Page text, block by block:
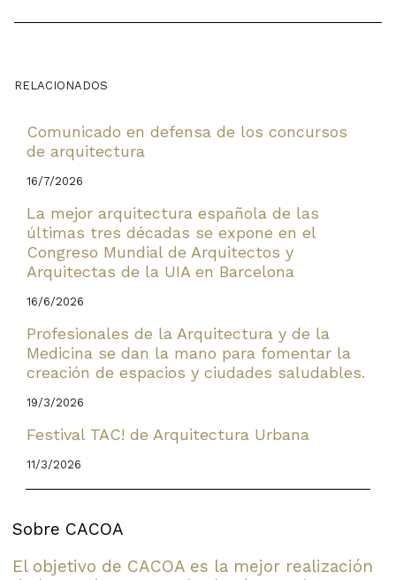
RELACIONADOS
Comunicado en defensa de los concursos
de arquitectura
16/7/2026
La mejor arquitectura española de las
últimas tres décadas se expone en el
Congreso Mundial de Arquitectos y
Arquitectas de la UIA en Barcelona
16/6/2026
Profesionales de la Arquitectura y de la
Medicina se dan la mano para fomentar la
creación de espacios y ciudades saludables.
19/3/2026
Festival TAC! de Arquitectura Urbana
11/3/2026
Sobre CACOA
El objetivo de CACOA es la mejor realización